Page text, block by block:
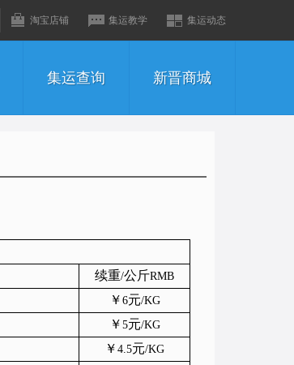
淘宝店铺 集运教学 集运动态
集运查询 新晋商城
续重/公斤RMB
￥ 6元/KG
￥ 5元/KG
￥ 4.5元/KG